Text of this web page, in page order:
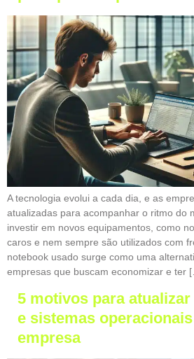
A tecnologia evolui a cada dia, e as
atualizadas para acompanhar o ritmo do
investir em novos equipamentos, como
caros e nem sempre são utilizados com
notebook usado surge como uma
empresas que buscam economizar e ter
5 motivos para
e sistemas
empresa